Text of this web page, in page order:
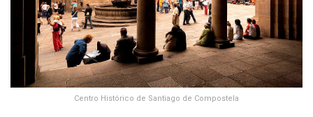
Centro Histórico de Santiago de Compostela